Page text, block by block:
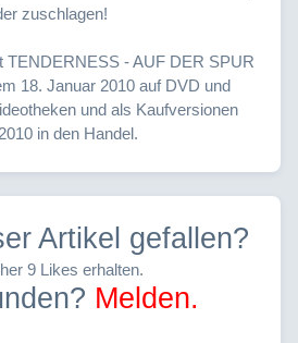
zuschlagen!
TENDERNESS - AUF DER SPUR
18. Januar 2010 auf DVD und
und als Kaufversionen
in den Handel.
Artikel gefallen?
9 Likes erhalten.
Melden.